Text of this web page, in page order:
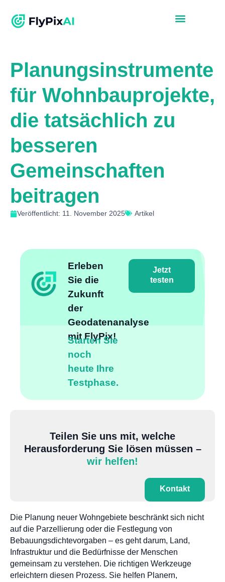
Planungsinstrumente
für Wohnbauprojekte,
die tatsächlich zu
besseren
Gemeinschaften
beitragen
Veröffentlicht: 11. November 2025 Artikel
Erleben
Sie die
Zukunft
der
Geodatenanalyse
mit FlyPix!
Starten Sie
noch
heute Ihre
Testphase.
Jetzt
testen
Teilen Sie uns mit, welche
Herausforderung Sie lösen müssen –
wir helfen!
Kontakt
Die Planung neuer Wohngebiete beschränkt sich nicht
auf die Parzellierung oder die Festlegung von
Bebauungsdichtevorgaben – es geht darum, Land,
Infrastruktur und die Bedürfnisse der Menschen
gemeinsam zu verstehen. Die richtigen Werkzeuge
erleichtern diesen Prozess. Sie helfen Planern,